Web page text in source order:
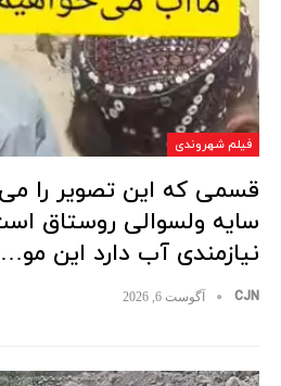
فیلم شهروندی
قسمی که این تصویر را
سایه ولسوالی روستاق
نیازمندی آب دارد این مو…
CJN آگوست 6, 2026